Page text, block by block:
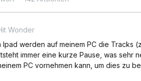
Wonder
Ipad werden auf meinem PC die Tracks
immer eine kurze Pause, was sehr
PC vornehmen kann, um dies zu